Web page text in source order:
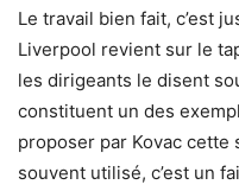
Le travail bien fait, c’est
Liverpool revient sur le
les dirigeants le disent
constituent un des
proposer par Kovac cette
souvent utilisé, c’est un